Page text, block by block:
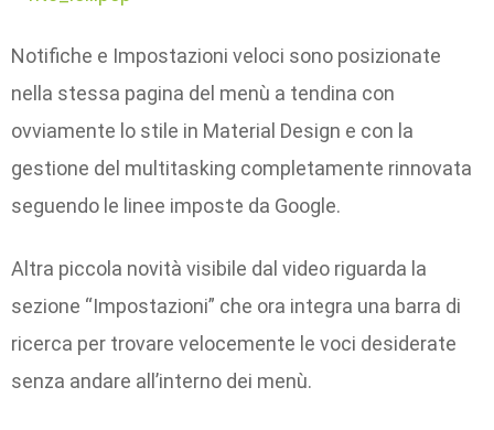
Notifiche e Impostazioni veloci sono posizionate
nella stessa pagina del menù a tendina con
ovviamente lo stile in Material Design e con la
gestione del multitasking completamente rinnovata
seguendo le linee imposte da Google.
Altra piccola novità visibile dal video riguarda la
sezione “Impostazioni” che ora integra una barra di
ricerca per trovare velocemente le voci desiderate
senza andare all’interno dei menù.